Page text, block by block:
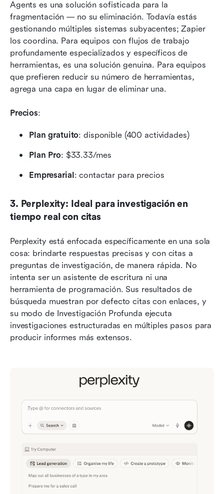
Agents es una solución sofisticada para la
fragmentación — no su eliminación. Todavía estás
gestionando múltiples sistemas subyacentes; Zapier
los coordina. Para equipos con flujos de trabajo
profundamente especializados y específicos de
herramientas, es una solución genuina. Para equipos
que prefieren reducir su número de herramientas,
agrega una capa en lugar de eliminar una.
Precios:
Plan gratuito: disponible (400 actividades)
Plan Pro: $33.33/mes
Empresarial: contactar para precios
3. Perplexity: Ideal para investigación en
tiempo real con citas
Perplexity está enfocada específicamente en una sola
cosa: brindarte respuestas precisas y con citas a
preguntas de investigación, de manera rápida. No
intenta ser un asistente de escritura ni una
herramienta de programación. Sus resultados de
búsqueda muestran por defecto citas con enlaces, y
su modo de Investigación Profunda ejecuta
investigaciones estructuradas en múltiples pasos para
producir informes más extensos.